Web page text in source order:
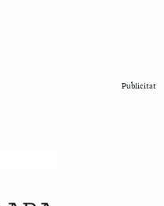
Publicitat